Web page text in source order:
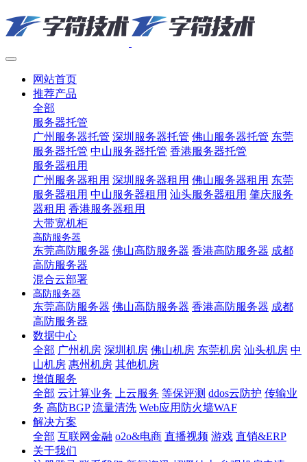
网站首页
推荐产品
全部
服务器托管
广州服务器托管 深圳服务器托管 佛山服务器托管 东莞
服务器托管 中山服务器托管 香港服务器托管
服务器租用
广州服务器租用 深圳服务器租用 佛山服务器租用 东莞
服务器租用 中山服务器租用 汕头服务器租用 肇庆服务
器租用 香港服务器租用
大带宽机柜
高防服务器
东莞高防服务器 佛山高防服务器 香港高防服务器 成都
高防服务器
混合云部署
高防服务器
东莞高防服务器 佛山高防服务器 香港高防服务器 成都
高防服务器
数据中心
全部 广州机房 深圳机房 佛山机房 东莞机房 汕头机房 中
山机房 惠州机房 其他机房
增值服务
全部 云计算业务 上云服务 等保评测 ddos云防护 传输业
务 高防BGP 流量清洗 Web应用防火墙WAF
解决方案
全部 互联网金融 o2o&电商 直播视频 游戏 直销&ERP
关于我们